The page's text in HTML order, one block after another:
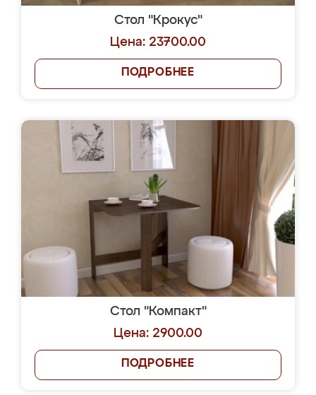
Стол "Крокус"
Цена: 23700.00
ПОДРОБНЕЕ
Стол "Компакт"
Цена: 2900.00
ПОДРОБНЕЕ